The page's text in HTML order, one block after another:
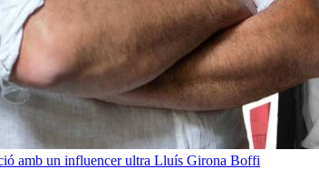
amb un influencer ultra Lluís Girona Boffi